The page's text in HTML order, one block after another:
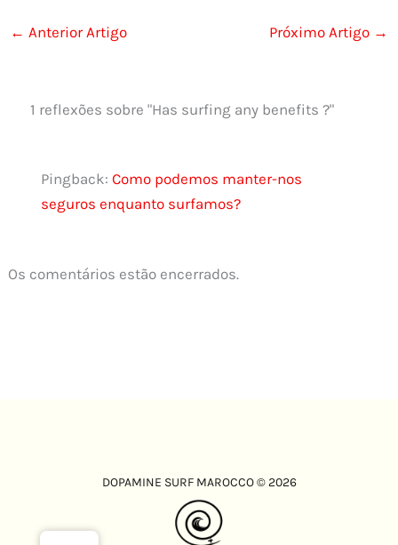
← Anterior Artigo Próximo Artigo →
1 reflexões sobre "Has surfing any benefits ?"
Pingback: Como podemos manter-nos
seguros enquanto surfamos?
Os comentários estão encerrados.
DOPAMINE SURF MAROCCO © 2026